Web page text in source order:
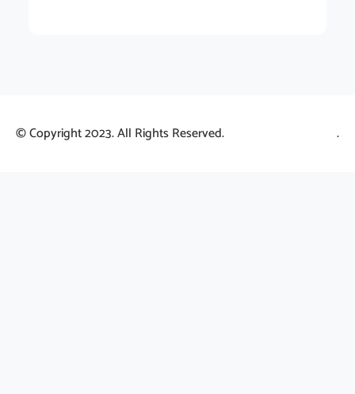
© Copyright 2023. All Rights Reserved. .